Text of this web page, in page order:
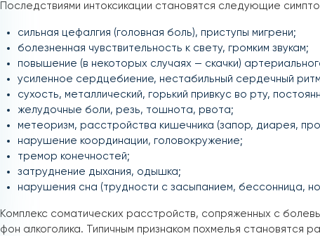
Последствиями интоксикации становятся следующие
сильная цефалгия (головная боль), приступы мигрени;
болезненная чувствительность к свету, громким звукам;
повышение (в некоторых случаях — скачки)
усиленное сердцебиение, нестабильный сердечный
сухость, металлический, горький привкус во рту,
желудочные боли, резь, тошнота, рвота;
метеоризм, расстройства кишечника (запор, диарея,
нарушение координации, головокружение;
тремор конечностей;
затруднение дыхания, одышка;
нарушения сна (трудности с засыпанием, бессонница,
Комплекс соматических расстройств, сопряженных с
фон алкоголика. Типичным признаком похмелья становятся